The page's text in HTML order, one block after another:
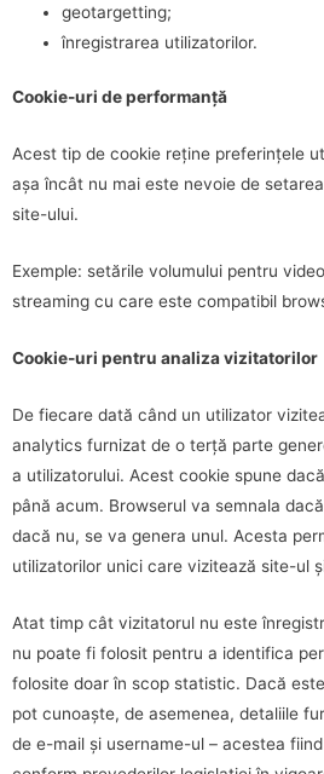
geotargetting;
înregistrarea utilizatorilor.
Cookie-uri de performanță
Acest tip de cookie reține preferințele
așa încât nu mai este nevoie de
site-ului.
Exemple: setările volumului pentru
streaming cu care este compatibil
Cookie-uri pentru analiza vizitatorilor
De fiecare dată când un utilizator
analytics furnizat de o terță parte
a utilizatorului. Acest cookie spune
până acum. Browserul va semnala
dacă nu, se va genera unul. Acesta
utilizatorilor unici care vizitează site-ul
Atat timp cât vizitatorul nu este
nu poate fi folosit pentru a identifica
folosite doar în scop statistic. Dacă
pot cunoaște, de asemenea, detaliile
de e-mail și username-ul – acestea